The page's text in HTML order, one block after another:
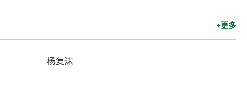
+更多
杨复沫